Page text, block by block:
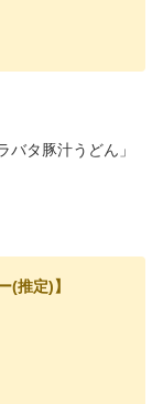
タ豚汁うどん」
(推定)】